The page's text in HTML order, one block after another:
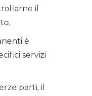
il
è
servizi
parti, il